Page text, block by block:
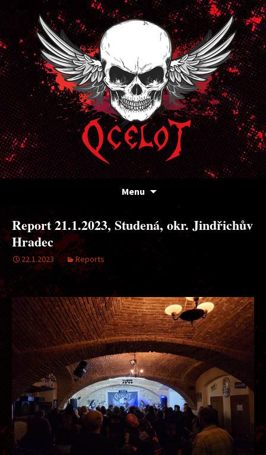
Menu
webu
Report 21.1.2023, Studená, okr. Jindřichův
Hradec
22.1.2023 Reports